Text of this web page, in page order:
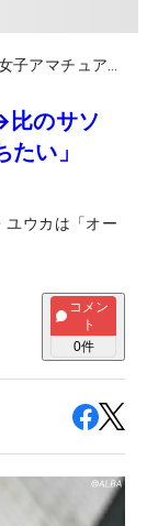
のサソ
い」
ウカは「オー
コメン
ト
0件